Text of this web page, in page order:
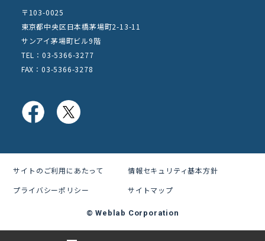
〒103-0025
東京都中央区日本橋茅場町2-13-11
サンアイ茅場町ビル9階
TEL：03-5366-3277
FAX：03-5366-3278
サイトのご利用にあたって
情報セキュリティ基本方針
プライバシーポリシー
サイトマップ
© Weblab Corporation